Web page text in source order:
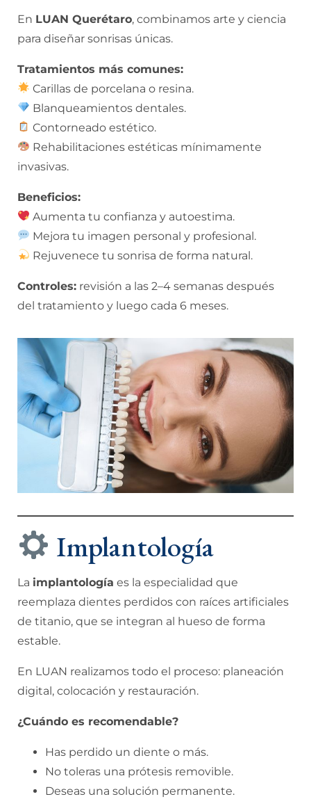
En LUAN Querétaro, combinamos arte y ciencia
para diseñar sonrisas únicas.
Tratamientos más comunes:
Carillas de porcelana o resina.
Blanqueamientos dentales.
Contorneado estético.
Rehabilitaciones estéticas mínimamente
invasivas.
Beneficios:
Aumenta tu confianza y autoestima.
Mejora tu imagen personal y profesional.
Rejuvenece tu sonrisa de forma natural.
Controles: revisión a las 2–4 semanas después
del tratamiento y luego cada 6 meses.
Implantología
La implantología es la especialidad que
reemplaza dientes perdidos con raíces artificiales
de titanio, que se integran al hueso de forma
estable.
En LUAN realizamos todo el proceso: planeación
digital, colocación y restauración.
¿Cuándo es recomendable?
Has perdido un diente o más.
No toleras una prótesis removible.
Deseas una solución permanente.